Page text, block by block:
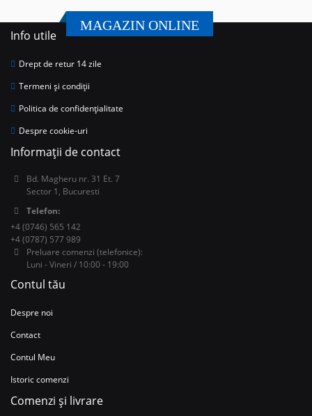
MAGAZIN ONLINE
Info utile
Drept de retur 14 zile
Termeni și condiții
Politica de confidențialitate
Despre cookie-uri
Informații de contact
Bd. Magheru nr. 31 Et. 7
Sector 1, Bucuresti
Telefon:
+4 (0746) 565 142
+4 (0787) 577 989
Preluare comenzi (telefonice):
Luni - Vineri / 10:00 - 19:00
Contul tău
Despre noi
Contact
Contul Meu
Istoric comenzi
Comenzi și livrare